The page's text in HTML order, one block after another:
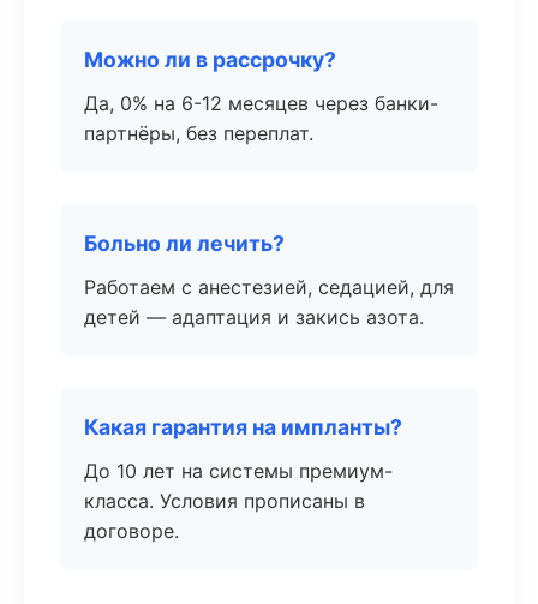
Можно ли в рассрочку?
Да, 0% на 6-12 месяцев через банки-
партнёры, без переплат.
Больно ли лечить?
Работаем с анестезией, седацией, для
детей — адаптация и закись азота.
Какая гарантия на импланты?
До 10 лет на системы премиум-
класса. Условия прописаны в
договоре.